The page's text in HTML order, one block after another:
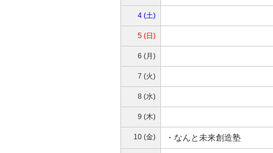
4 (土)
5 (日)
6 (月)
7 (火)
8 (水)
9 (木)
10 (金) ・なんと未来創造塾